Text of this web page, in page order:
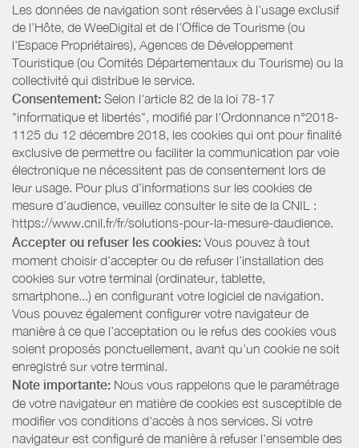
Les données de navigation sont réservées à l’usage exclusif
de l’Hôte, de WeeDigital et de l’Office de Tourisme (ou
l'Espace Propriétaires), Agences de Développement
Touristique (ou Comités Départementaux du Tourisme) ou la
collectivité qui distribue le service.
Consentement: Selon l'article 82 de la loi 78-17
"informatique et libertés", modifié par l'Ordonnance n°2018-
1125 du 12 décembre 2018, les cookies qui ont pour finalité
exclusive de permettre ou faciliter la communication par voie
électronique ne nécessitent pas de consentement lors de
leur usage. Pour plus d’informations sur les cookies de
mesure d’audience, veuillez consulter le site de la CNIL :
https://www.cnil.fr/fr/solutions-pour-la-mesure-daudience.
Accepter ou refuser les cookies: Vous pouvez à tout
moment choisir d’accepter ou de refuser l’installation des
cookies sur votre terminal (ordinateur, tablette,
smartphone...) en configurant votre logiciel de navigation.
Vous pouvez également configurer votre navigateur de
manière à ce que l’acceptation ou le refus des cookies vous
soient proposés ponctuellement, avant qu’un cookie ne soit
enregistré sur votre terminal.
Note importante: Nous vous rappelons que le paramétrage
de votre navigateur en matière de cookies est susceptible de
modifier vos conditions d'accès à nos services. Si votre
navigateur est configuré de manière à refuser l'ensemble des